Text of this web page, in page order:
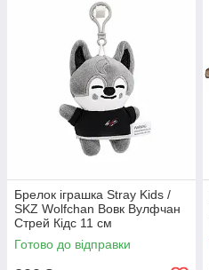
Брелок іграшка Stray Kids /
SKZ Wolfchan Вовк Вулфчан
Стрей Кідс 11 см
Готово до відправки